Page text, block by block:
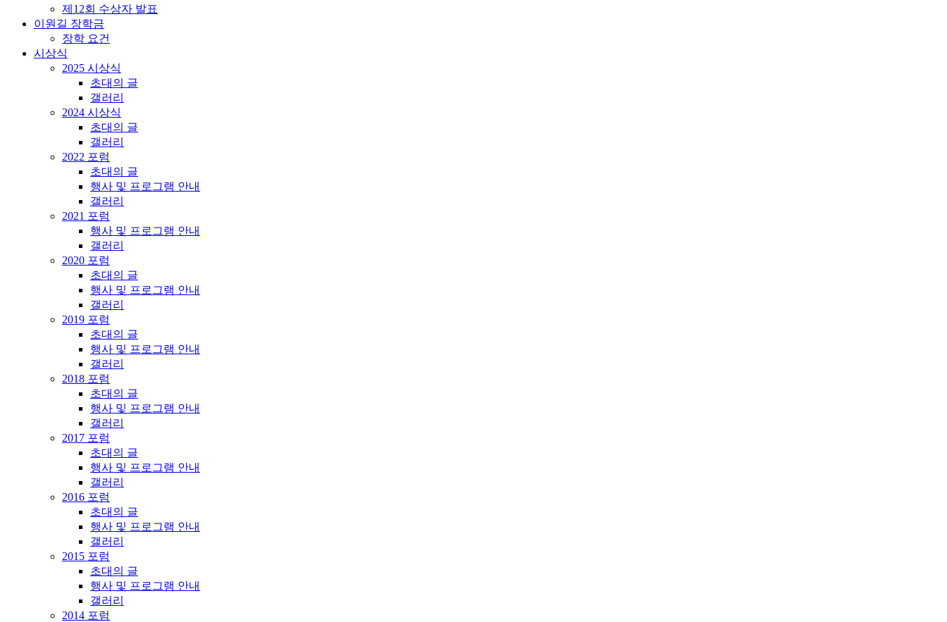
제12회 수상자 발표
이원길 장학금
장학 요건
시상식
2025 시상식
초대의 글
갤러리
2024 시상식
초대의 글
갤러리
2022 포럼
초대의 글
행사 및 프로그램 안내
갤러리
2021 포럼
행사 및 프로그램 안내
갤러리
2020 포럼
초대의 글
행사 및 프로그램 안내
갤러리
2019 포럼
초대의 글
행사 및 프로그램 안내
갤러리
2018 포럼
초대의 글
행사 및 프로그램 안내
갤러리
2017 포럼
초대의 글
행사 및 프로그램 안내
갤러리
2016 포럼
초대의 글
행사 및 프로그램 안내
갤러리
2015 포럼
초대의 글
행사 및 프로그램 안내
갤러리
2014 포럼